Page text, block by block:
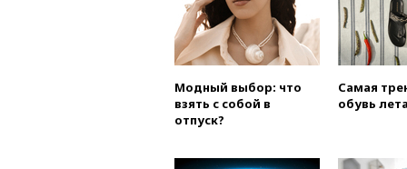
Модный выбор: что
взять с собой в
отпуск?
Самая
обувь